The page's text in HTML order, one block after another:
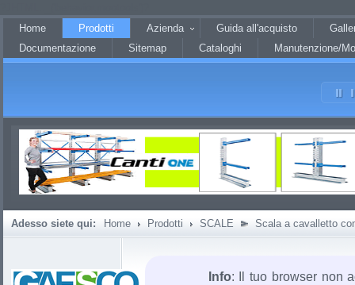
Home
Prodotti Azienda Guida all'acquisto
Documentazione
Sitemap Cataloghi Manutenzione/
Adesso siete qui: Home Prodotti SCALE Scala a cavalletto
Info: Il tuo browser non